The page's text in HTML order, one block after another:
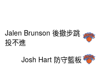
Josh Hart 防守籃板
Jalen Brunson 後撤步跳
投不進